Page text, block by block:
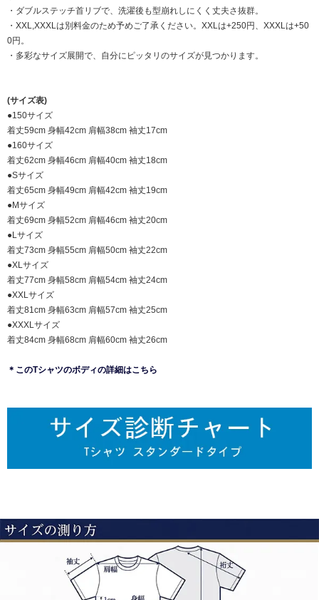
・ダブルステッチ首リブで、洗濯後も型崩れしにくく丈夫さ抜群。
・XXL,XXXLは別料金のため予めご了承ください。XXLは+250円、XXXLは+50
0円。
・多彩なサイズ展開で、自分にピッタリのサイズが見つかります。
(サイズ表)
●150サイズ
着丈59cm 身幅42cm 肩幅38cm 袖丈17cm
●160サイズ
着丈62cm 身幅46cm 肩幅40cm 袖丈18cm
●Sサイズ
着丈65cm 身幅49cm 肩幅42cm 袖丈19cm
●Mサイズ
着丈69cm 身幅52cm 肩幅46cm 袖丈20cm
●Lサイズ
着丈73cm 身幅55cm 肩幅50cm 袖丈22cm
●XLサイズ
着丈77cm 身幅58cm 肩幅54cm 袖丈24cm
●XXLサイズ
着丈81cm 身幅63cm 肩幅57cm 袖丈25cm
●XXXLサイズ
着丈84cm 身幅68cm 肩幅60cm 袖丈26cm
＊このTシャツのボディの詳細はこちら